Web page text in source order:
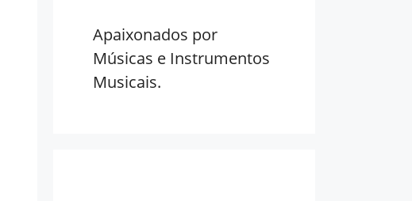
Apaixonados por
Músicas e Instrumentos
Musicais.